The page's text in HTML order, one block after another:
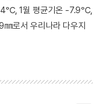
1월 평균기온 -7.9℃,
로서 우리나라 다우지